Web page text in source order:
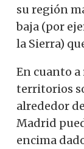
su región
baja (por
la Sierra)
En cuanto a
territorios
alrededor
Madrid
encima